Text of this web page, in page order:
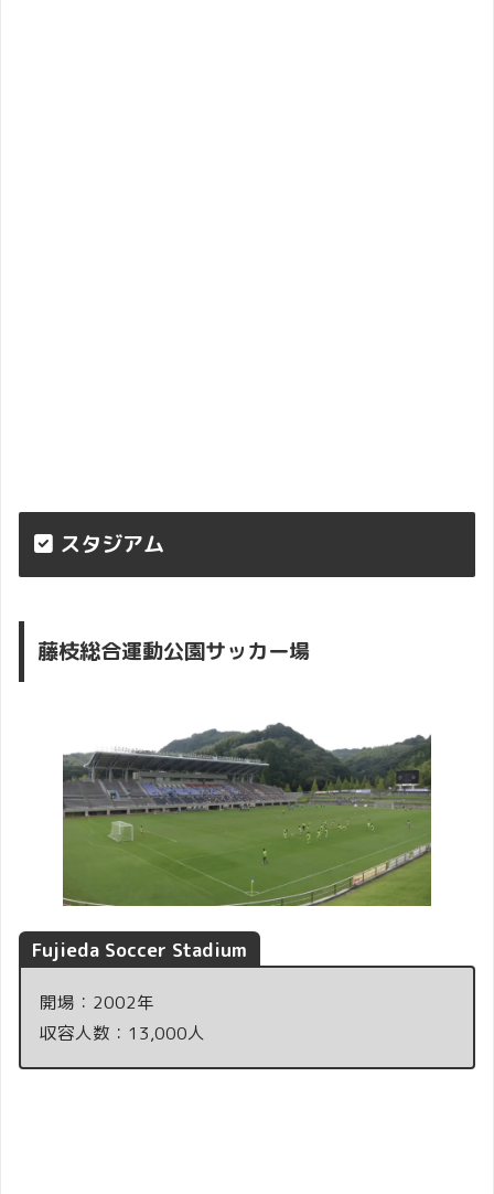
スタジアム
藤枝総合運動公園サッカー場
Fujieda Soccer Stadium
開場：2002年
収容人数：13,000人